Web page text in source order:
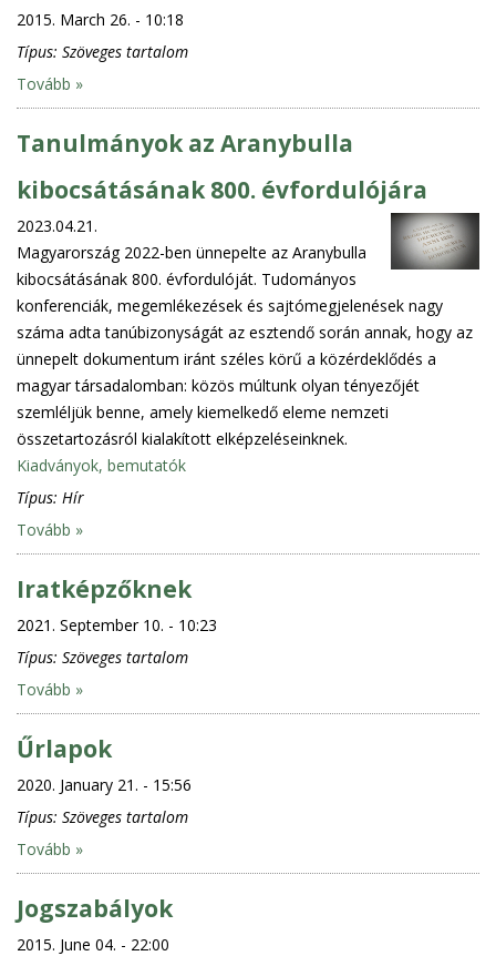
2015. March 26. - 10:18
Típus: Szöveges tartalom
Tovább »
Tanulmányok az Aranybulla
kibocsátásának 800. évfordulójára
2023.04.21.
Magyarország 2022-ben ünnepelte az Aranybulla
kibocsátásának 800. évfordulóját. Tudományos
konferenciák, megemlékezések és sajtómegjelenések nagy
száma adta tanúbizonyságát az esztendő során annak, hogy az
ünnepelt dokumentum iránt széles körű a közérdeklődés a
magyar társadalomban: közös múltunk olyan tényezőjét
szemléljük benne, amely kiemelkedő eleme nemzeti
összetartozásról kialakított elképzeléseinknek.
Kiadványok, bemutatók
Típus: Hír
Tovább »
Iratképzőknek
2021. September 10. - 10:23
Típus: Szöveges tartalom
Tovább »
Űrlapok
2020. January 21. - 15:56
Típus: Szöveges tartalom
Tovább »
Jogszabályok
2015. June 04. - 22:00